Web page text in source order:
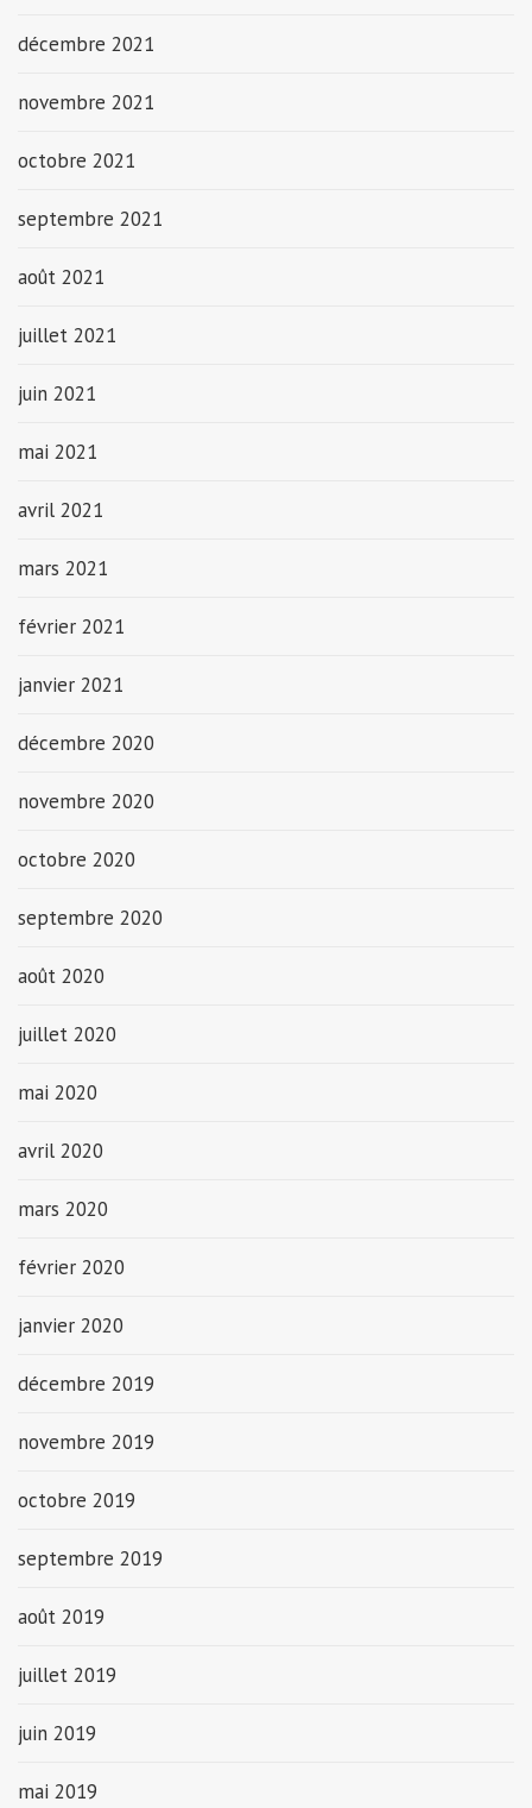
décembre 2021
novembre 2021
octobre 2021
septembre 2021
août 2021
juillet 2021
juin 2021
mai 2021
avril 2021
mars 2021
février 2021
janvier 2021
décembre 2020
novembre 2020
octobre 2020
septembre 2020
août 2020
juillet 2020
mai 2020
avril 2020
mars 2020
février 2020
janvier 2020
décembre 2019
novembre 2019
octobre 2019
septembre 2019
août 2019
juillet 2019
juin 2019
mai 2019